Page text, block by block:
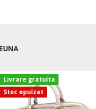
Livrare gratuita
Stoc epuizat